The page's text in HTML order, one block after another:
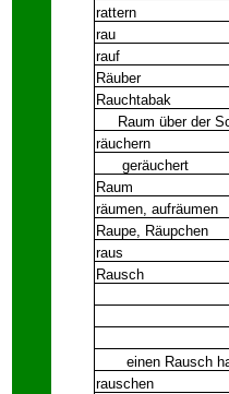
rattern
rau
rauf
Räuber
Rauchtabak
Raum über der
räuchern
geräuchert
Raum
räumen, aufräumen
Raupe, Räupchen
raus
Rausch
einen Rausch
rauschen